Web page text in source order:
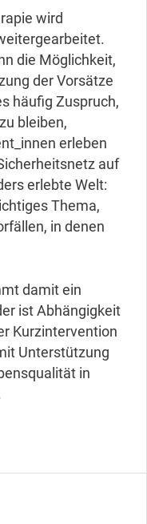
wird
die Möglichkeit,
der Vorsätze
häufig Zuspruch,
bleiben,
erleben
auf
erlebte Welt:
Thema,
in denen
damit ein
ist Abhängigkeit
Kurzintervention
Unterstützung
in